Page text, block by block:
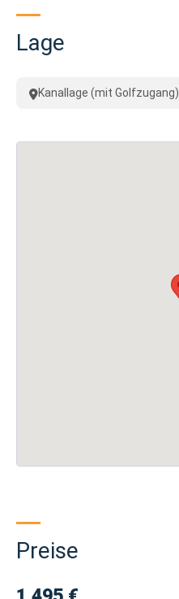
Lage
Kanallage (mit Golfzugang)
Preise